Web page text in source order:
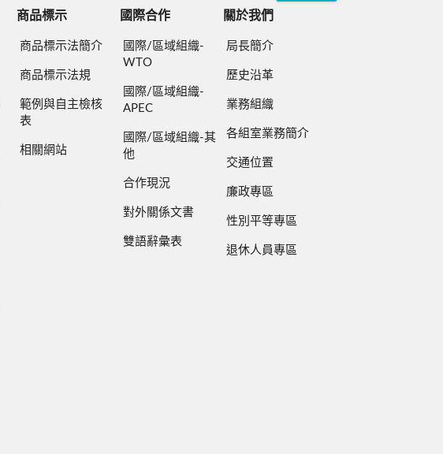
商品標示
商品標示法簡介
商品標示法規
範例與自主檢核
表
相關網站
國際合作
國際/區域組織-
WTO
國際/區域組織-
APEC
國際/區域組織-其
他
合作現況
對外關係文書
雙語辭彙表
關於我們
局長簡介
歷史沿革
業務組織
各組室業務簡介
交通位置
廉政專區
性別平等專區
退休人員專區